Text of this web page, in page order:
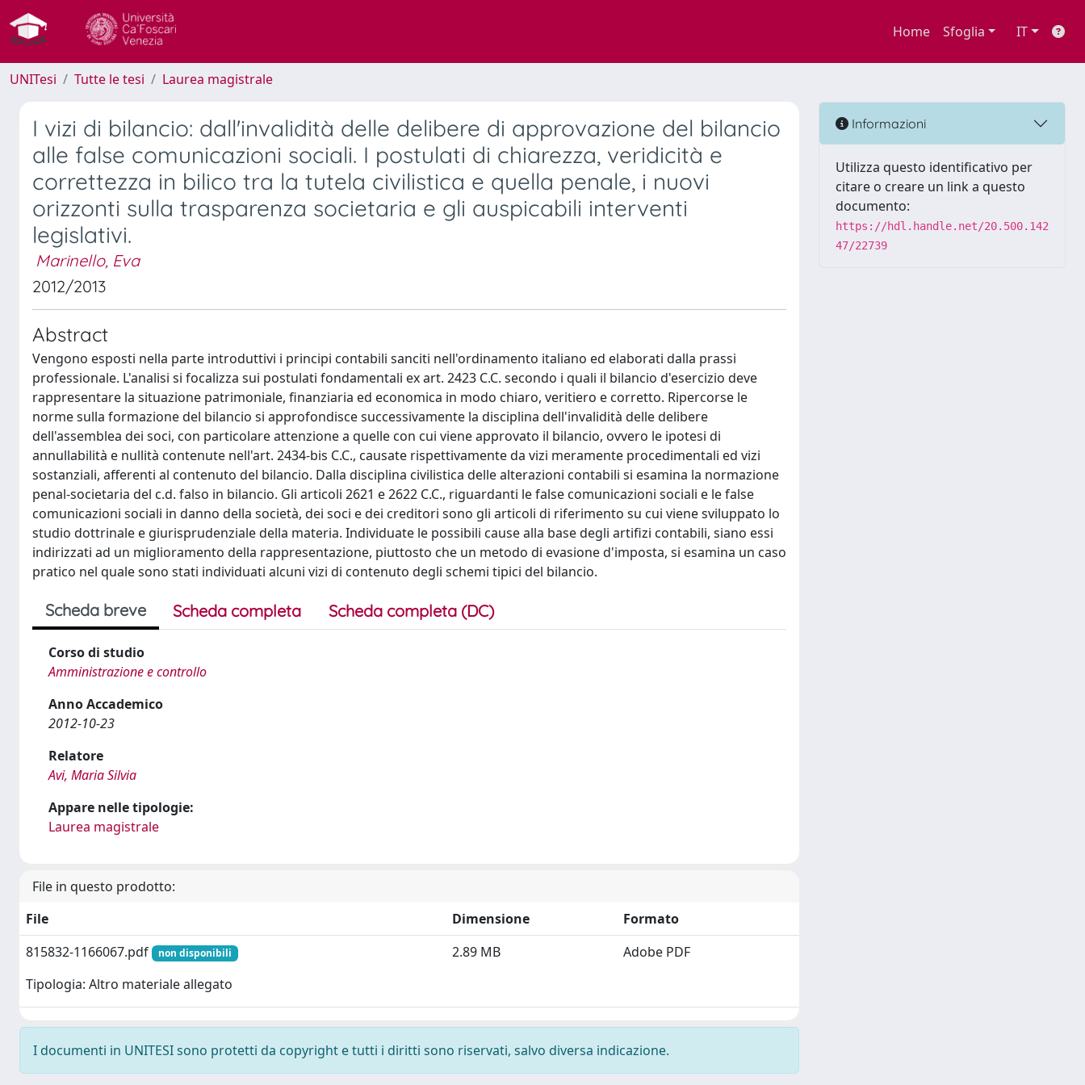
Home Sfoglia IT
UNITesi Tutte le tesi Laurea magistrale
I vizi di bilancio: dall'invalidità delle delibere di approvazione del bilancio
alle false comunicazioni sociali. I postulati di chiarezza, veridicità e
correttezza in bilico tra la tutela civilistica e quella penale, i nuovi
orizzonti sulla trasparenza societaria e gli auspicabili interventi
legislativi.
Marinello, Eva
2012/2013
Abstract
Vengono esposti nella parte introduttivi i principi contabili sanciti nell'ordinamento italiano ed elaborati dalla prassi
professionale. L'analisi si focalizza sui postulati fondamentali ex art. 2423 C.C. secondo i quali il bilancio d'esercizio deve
rappresentare la situazione patrimoniale, finanziaria ed economica in modo chiaro, veritiero e corretto. Ripercorse le
norme sulla formazione del bilancio si approfondisce successivamente la disciplina dell'invalidità delle delibere
dell'assemblea dei soci, con particolare attenzione a quelle con cui viene approvato il bilancio, ovvero le ipotesi di
annullabilità e nullità contenute nell'art. 2434-bis C.C., causate rispettivamente da vizi meramente procedimentali ed vizi
sostanziali, afferenti al contenuto del bilancio. Dalla disciplina civilistica delle alterazioni contabili si esamina la normazione
penal-societaria del c.d. falso in bilancio. Gli articoli 2621 e 2622 C.C., riguardanti le false comunicazioni sociali e le false
comunicazioni sociali in danno della società, dei soci e dei creditori sono gli articoli di riferimento su cui viene sviluppato lo
studio dottrinale e giurisprudenziale della materia. Individuate le possibili cause alla base degli artifizi contabili, siano essi
indirizzati ad un miglioramento della rappresentazione, piuttosto che un metodo di evasione d'imposta, si esamina un caso
pratico nel quale sono stati individuati alcuni vizi di contenuto degli schemi tipici del bilancio.
Scheda breve Scheda completa Scheda completa (DC)
Corso di studio
Amministrazione e controllo
Anno Accademico
2012-10-23
Relatore
Avi, Maria Silvia
Appare nelle tipologie:
Laurea magistrale
File in questo prodotto:
File
Dimensione
Formato
815832-1166067.pdf
non disponibili
Tipologia: Altro materiale allegato
2.89 MB Adobe PDF
I documenti in UNITESI sono protetti da copyright e tutti i diritti sono riservati, salvo diversa indicazione.
Informazioni
Utilizza questo identificativo per
citare o creare un link a questo
documento:
https://hdl.handle.net/20.500.142
47/22739